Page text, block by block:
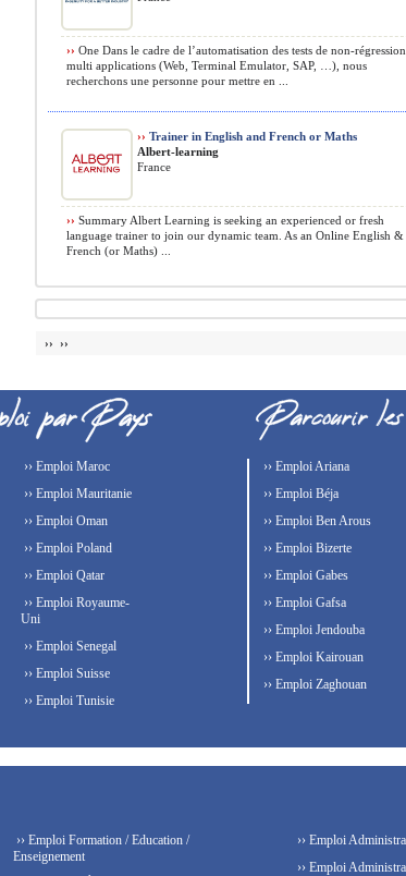
›› One Dans le cadre de l’automatisation des tests de non-régression
multi applications (Web, Terminal Emulator, SAP, …), nous
recherchons une personne pour mettre en ...
›› Trainer in English and French or Maths
Albert-learning
France
›› Summary Albert Learning is seeking an experienced or fresh
language trainer to join our dynamic team. As an Online English &
French (or Maths) ...
›› ››
›› Emploi Maroc
›› Emploi Mauritanie
›› Emploi Oman
›› Emploi Poland
›› Emploi Qatar
›› Emploi Royaume-
Uni
›› Emploi Senegal
›› Emploi Suisse
›› Emploi Tunisie
›› Emploi Ariana
›› Emploi Béja
›› Emploi Ben Arous
›› Emploi Bizerte
›› Emploi Gabes
›› Emploi Gafsa
›› Emploi Jendouba
›› Emploi Kairouan
›› Emploi Zaghouan
›› Emploi Formation / Education /
Enseignement
›› Emploi
›› Emploi